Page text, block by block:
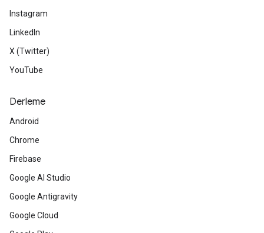
Instagram
LinkedIn
X (Twitter)
YouTube
Derleme
Android
Chrome
Firebase
Google AI Studio
Google Antigravity
Google Cloud